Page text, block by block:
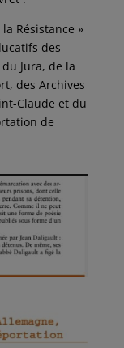
Résistance »
des
Jura, de la
des Archives
Claude et du
de